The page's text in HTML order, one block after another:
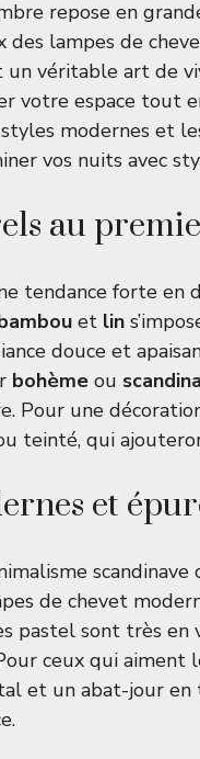
repose en
des lampes de
véritable art de
votre espace tout
modernes et
vos nuits avec
au
tendance forte en
et lin
douce et
bohème ou
Pour une
teinté, qui
et
de chevet
pastel sont très en
ceux qui aiment
et un abat-jour